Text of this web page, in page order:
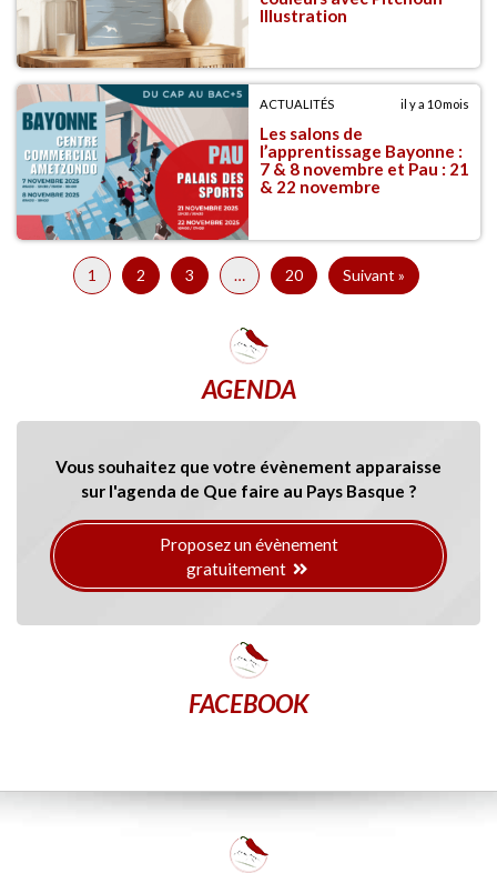
Illustration
ACTUALITÉS il y a 10 mois
Les salons de
l’apprentissage Bayonne :
7 & 8 novembre et Pau : 21
& 22 novembre
1 2 3 … 20 Suivant »
AGENDA
Vous souhaitez que votre évènement apparaisse
sur l'agenda de Que faire au Pays Basque ?
Proposez un évènement
gratuitement
FACEBOOK